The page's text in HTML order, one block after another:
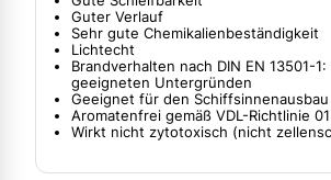
Guter Verlauf
Sehr gute Chemikalienbeständigkeit
Lichtecht
Brandverhalten nach DIN EN 13501-
geeigneten Untergründen
Geeignet für den Schiffsinnenausbau
Aromatenfrei gemäß VDL-Richtlinie 01
Wirkt nicht zytotoxisch (nicht